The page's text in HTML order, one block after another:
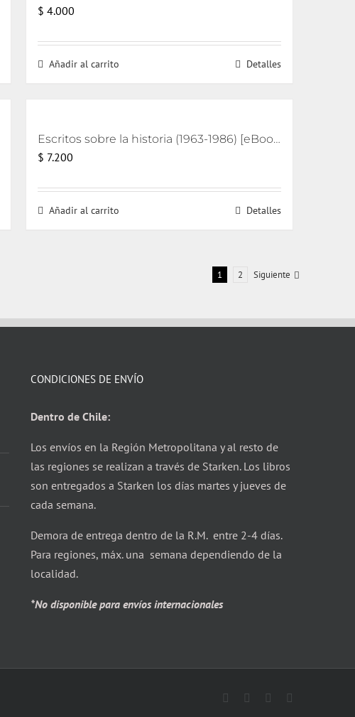
$ 4.000
Añadir al carrito Detalles
Escritos sobre la historia (1963-1986) [eBook]
$ 7.200
Añadir al carrito Detalles
1 2 Siguiente
CONDICIONES DE ENVÍO
Dentro de Chile:
Los envíos en la Región Metropolitana y al resto de
las regiones se realizan a través de Starken. Los libros
son entregados a Starken los días martes y jueves de
cada semana.
Demora de entrega dentro de la R.M. entre 2-4 días.
Para regiones, máx. una semana dependiendo de la
localidad.
*No disponible para envíos internacionales
Facebook Instagram